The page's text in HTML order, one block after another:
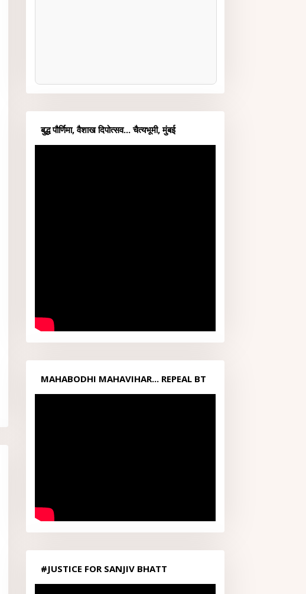
बुद्ध पौर्णिमा, वैशाख दिपोत्सव... चैत्यभूमी, मुंबई
MAHABODHI MAHAVIHAR... REPEAL BT
ACT1949...
#JUSTICE FOR SANJIV BHATT